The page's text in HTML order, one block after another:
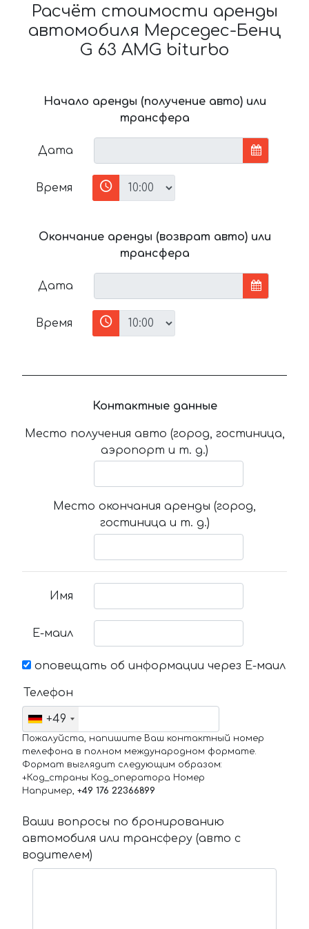
Расчёт стоимости аренды
автомобиля Мерседес-Бенц
G 63 AMG biturbo
Начало аренды (получение авто) или
трансфера
Дата
Время
Окончание аренды (возврат авто) или
трансфера
Дата
Время
Контактные данные
Место получения авто (город, гостиница,
аэропорт и т. д.)
Место окончания аренды (город,
гостиница и т. д.)
Имя
Е-маил
оповещать об информации через Е-маил
Телефон
+49
Пожалуйста, напишите Ваш контактный номер
телефона в полном международном формате.
Формат выглядит следующим образом:
+Код_страны Код_оператора Номер
Например, +49 176 22366899
Ваши вопросы по бронированию
автомобиля или трансферу (авто с
водителем)